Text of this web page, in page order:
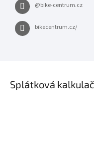
@bike-centrum.cz
bikecentrum.cz/
Splátková